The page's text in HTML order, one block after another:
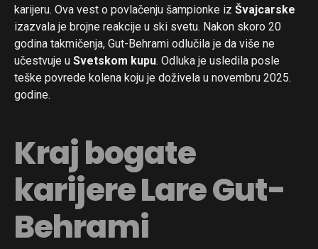
karijeru. Ova vest o povlačenju šampionke iz Švajcarske
izazvala je brojne reakcije u ski svetu. Nakon skoro 20
godina takmičenja, Gut-Behrami odlučila je da više ne
učestvuje u Svetskom kupu. Odluka je usledila posle
teške povrede kolena koju je doživela u novembru 2025.
godine.
Kraj bogate
karijere Lare Gut-
Behrami